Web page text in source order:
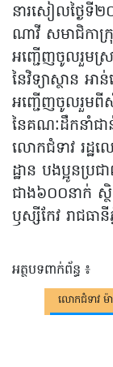
នារសៀលថ្ងៃទី
ណាវី សមាជិកាក្
អញ្ជើញចូលរួម
នៃវិទ្យាស្ថាន អ
អញ្ជើញចូលរួមពី
នៃគណៈដឹកនាំជា
លោកជំទាវ រដ្ឋល
ដ្ឋាន បងប្អូនប្
ជាង៦០០នាក់ ស្
ឫស្សីកែវ រាជធា
អត្ថបទពាក់ព័ន្ធ ៖
លោកជំទាវ